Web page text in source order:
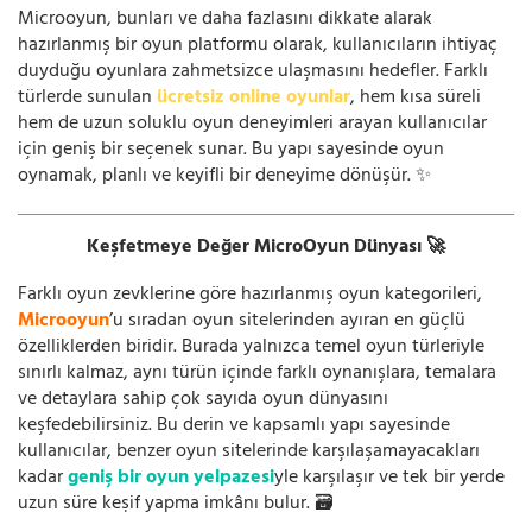
Microoyun, bunları ve daha fazlasını dikkate alarak
hazırlanmış bir oyun platformu olarak, kullanıcıların ihtiyaç
duyduğu oyunlara zahmetsizce ulaşmasını hedefler. Farklı
türlerde sunulan ücretsiz online oyunlar, hem kısa süreli
hem de uzun soluklu oyun deneyimleri arayan kullanıcılar
için geniş bir seçenek sunar. Bu yapı sayesinde oyun
oynamak, planlı ve keyifli bir deneyime dönüşür. ✨
Keşfetmeye Değer MicroOyun Dünyası 🚀
Farklı oyun zevklerine göre hazırlanmış oyun kategorileri,
Microoyun’u sıradan oyun sitelerinden ayıran en güçlü
özelliklerden biridir. Burada yalnızca temel oyun türleriyle
sınırlı kalmaz, aynı türün içinde farklı oynanışlara, temalara
ve detaylara sahip çok sayıda oyun dünyasını
keşfedebilirsiniz. Bu derin ve kapsamlı yapı sayesinde
kullanıcılar, benzer oyun sitelerinde karşılaşamayacakları
kadargeniş bir oyun yelpazesiyle karşılaşır ve tek bir yerde
uzun süre keşif yapma imkânı bulur. 🗃️